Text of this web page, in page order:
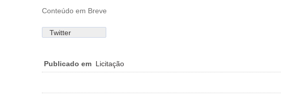
Conteúdo em Breve
Twitter
Publicado em Licitação